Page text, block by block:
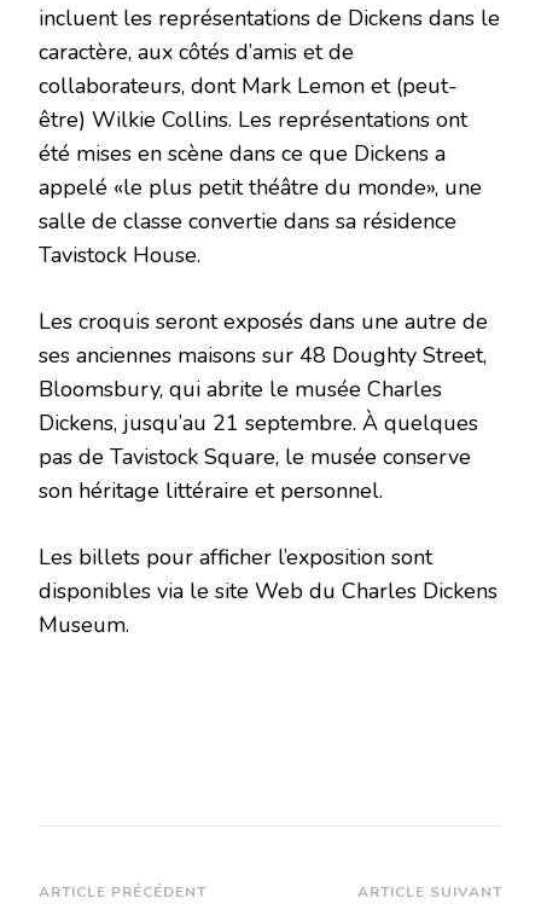
incluent les représentations de Dickens dans le
caractère, aux côtés d’amis et de
collaborateurs, dont Mark Lemon et (peut-
être) Wilkie Collins. Les représentations ont
été mises en scène dans ce que Dickens a
appelé «le plus petit théâtre du monde», une
salle de classe convertie dans sa résidence
Tavistock House.
Les croquis seront exposés dans une autre de
ses anciennes maisons sur 48 Doughty Street,
Bloomsbury, qui abrite le musée Charles
Dickens, jusqu’au 21 septembre. À quelques
pas de Tavistock Square, le musée conserve
son héritage littéraire et personnel.
Les billets pour afficher l’exposition sont
disponibles via le site Web du Charles Dickens
Museum.
ARTICLE PRÉCÉDENT ARTICLE SUIVANT